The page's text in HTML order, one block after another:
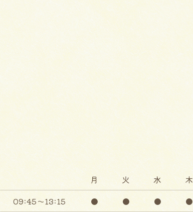
月 火 水 木
09:45～13:15
● ● ● ●